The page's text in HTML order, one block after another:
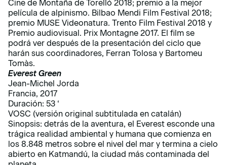
Cine de Montaña de Torelló 2018; premio a la mejor
película de alpinismo. Bilbao Mendi Film Festival 2018;
premio MUSE Videonatura. Trento Film Festival 2018 y
Premio audiovisual. Prix ​​Montagne 2017. El film se
podrá ver después de la presentación del ciclo que
harán sus coordinadores, Ferran Tolosa y Bartomeu
Tomàs.
Everest Green
Jean-Michel Jorda
Francia, 2017
Duración: 53 ‘
VOSC (versión original subtitulada en catalán)
Sinopsis: detrás de la aventura, el Everest esconde una
trágica realidad ambiental y humana que comienza en
los 8.848 metros sobre el nivel del mar y termina a cielo
abierto en Katmandú, la ciudad más contaminada del